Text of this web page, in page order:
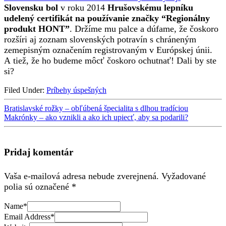
Slovensku bol v roku 2014 Hrušovskému lepníku
udelený certifikát na používanie značky “Regionálny
produkt HONT”. Držíme mu palce a dúfame, že čoskoro
rozšíri aj zoznam slovenských potravín s chráneným
zemepisným označením registrovaným v Európskej únii.
A tiež, že ho budeme môcť čoskoro ochutnať! Dali by ste
si?
Filed Under: Príbehy úspešných
Bratislavské rožky – obľúbená špecialita s dlhou tradíciou
Makrónky – ako vznikli a ako ich upiecť, aby sa podarili?
Pridaj komentár
Vaša e-mailová adresa nebude zverejnená. Vyžadované
polia sú označené *
Name*
Email Address*